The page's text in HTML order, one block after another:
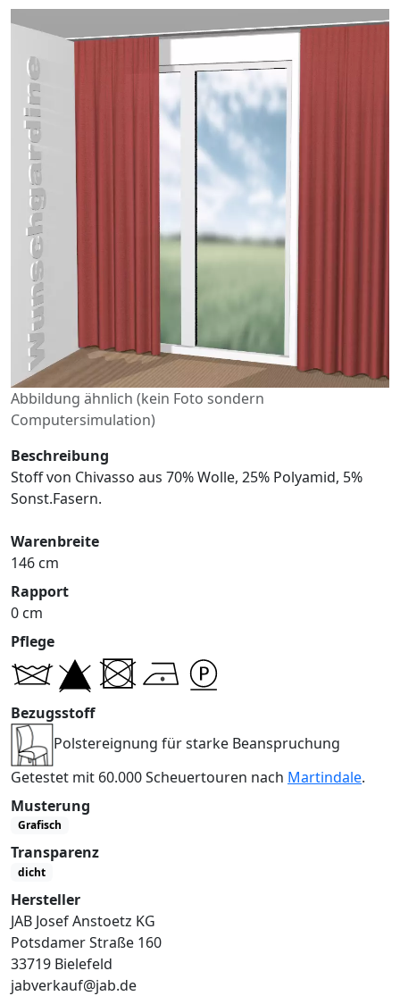
Abbildung ähnlich (kein Foto sondern
Computersimulation)
Beschreibung
Stoff von Chivasso aus 70% Wolle, 25% Polyamid, 5%
Sonst.Fasern.
Warenbreite
146 cm
Rapport
0 cm
Pflege
Bezugsstoff
Polstereignung für starke Beanspruchung
Getestet mit 60.000 Scheuertouren nach Martindale.
Musterung
Grafisch
Transparenz
dicht
Hersteller
JAB Josef Anstoetz KG
Potsdamer Straße 160
33719 Bielefeld
jabverkauf@jab.de